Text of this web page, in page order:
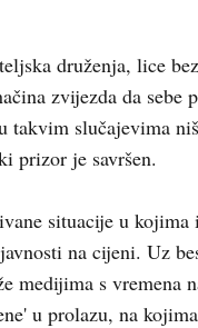
druženja, lice
zvijezda da sebe
takvim slučajevima
prizor je savršen.
situacije u
na cijeni. Uz
medijima s vremena
u prolazu, na